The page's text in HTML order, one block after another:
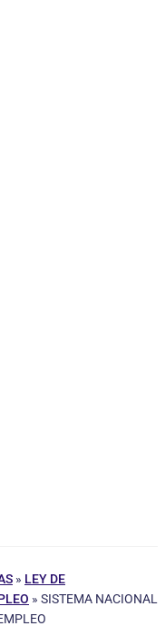
» LEY DE
» SISTEMA NACIONAL